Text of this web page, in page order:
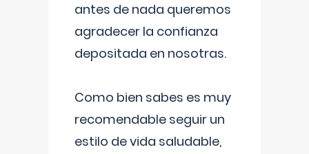
antes de nada queremos
agradecer la confianza
depositada en nosotras.
Como bien sabes es muy
recomendable seguir un
estilo de vida saludable,